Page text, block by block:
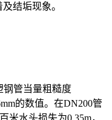
结垢现象。
钢管当量粗糙度
的数值。在DN200管
米水头损失为0.35m，